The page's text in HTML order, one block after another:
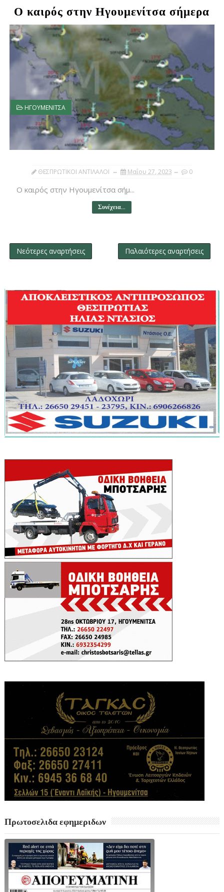
Ο καιρός στην Ηγουμενίτσα σήμερα
ΗΓΟΥΜΕΝΙΤΣΑ
ΘΕΣΠΡΩΤΙΚΟΙ ΑΝΤΙΛΑΛΟΙ Μαΐου 27, 2023 0
Ο καιρός στην Ηγουμενίτσα σήμ...
Συνέχεια...
Νεότερες αναρτήσεις Παλαιότερες αναρτήσεις
Πρωτοσελιδα εφημεριδων